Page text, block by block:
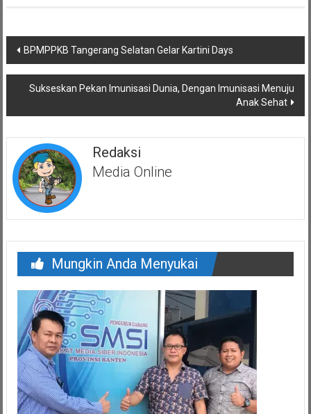
Navigasi
pos
BPMPPKB Tangerang Selatan Gelar Kartini Days
Sukseskan Pekan Imunisasi Dunia, Dengan Imunisasi Menuju
Anak Sehat
Redaksi
Media Online
Mungkin Anda Menyukai